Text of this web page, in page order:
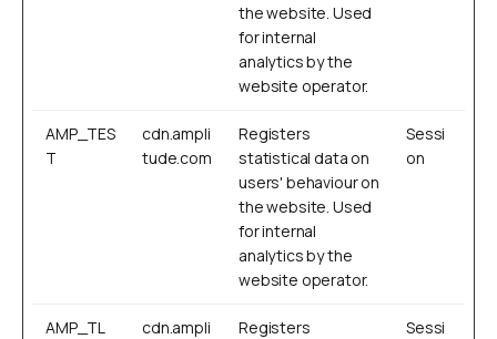
the website. Used
for internal
analytics by the
website operator.
AMP_TES
T
cdn.ampli
tude.com
Registers
statistical data on
users' behaviour on
the website. Used
for internal
analytics by the
website operator.
Sessi
on
AMP_TL
cdn.ampli
Registers
Sessi